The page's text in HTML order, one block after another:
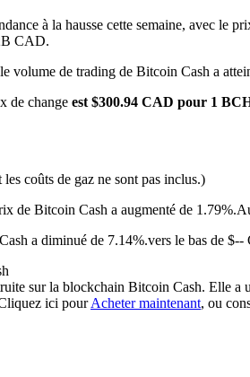
à la hausse cette semaine, avec le
CAD.
volume de trading de Bitcoin Cash a
de change est $300.94 CAD pour 1
coûts de gaz ne sont pas inclus.)
de Bitcoin Cash a augmenté de 1.79%.
a diminué de 7.14%.vers le bas de
sur la blockchain Bitcoin Cash. Elle
ici pourAcheter maintenant, ou